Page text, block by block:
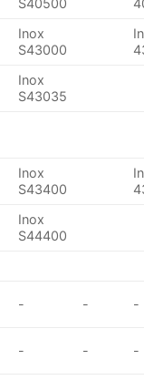
S40500
Inox
S43000
Inox
S43035
Inox
S43400
Inox
S44400
- - -
- - -